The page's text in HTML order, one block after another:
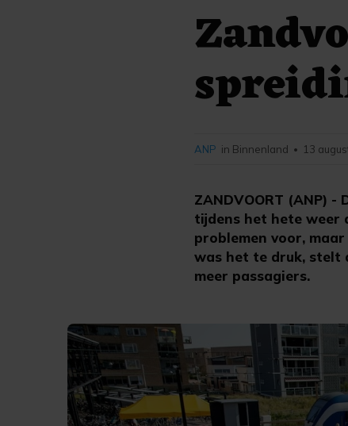
ZANDVOORT (ANP)
tijdens het hete weer
problemen voor,
was het te druk, stelt
meer passagiers.
ANP in Binnenland • 13